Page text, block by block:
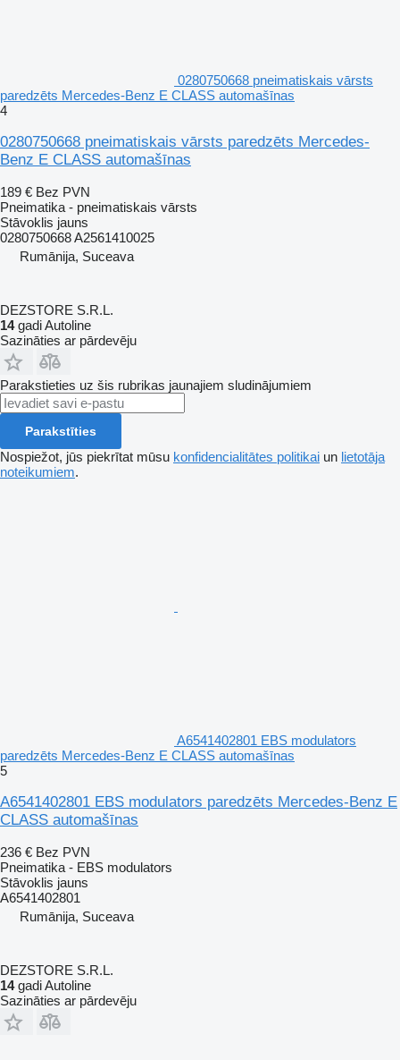
0280750668 pneimatiskais vārsts
paredzēts Mercedes-Benz E CLASS automašīnas
4
0280750668 pneimatiskais vārsts paredzēts Mercedes-
Benz E CLASS automašīnas
189 € Bez PVN
Pneimatika - pneimatiskais vārsts
Stāvoklis jauns
0280750668 A2561410025
Rumānija, Suceava
DEZSTORE S.R.L.
14gadi Autoline
Sazināties ar pārdevēju
Parakstieties uz šis rubrikas jaunajiem sludinājumiem
Parakstīties
Nospiežot, jūs piekrītat mūsu konfidencialitātes politikai un lietotāja
noteikumiem.
A6541402801 EBS modulators
paredzēts Mercedes-Benz E CLASS automašīnas
5
A6541402801 EBS modulators paredzēts Mercedes-Benz E
CLASS automašīnas
236 € Bez PVN
Pneimatika - EBS modulators
Stāvoklis jauns
A6541402801
Rumānija, Suceava
DEZSTORE S.R.L.
14gadi Autoline
Sazināties ar pārdevēju